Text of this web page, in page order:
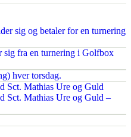
sig og betaler for en turnering
fra en turnering i Golfbox
hver torsdag.
Sct. Mathias Ure og Guld
Sct. Mathias Ure og Guld –